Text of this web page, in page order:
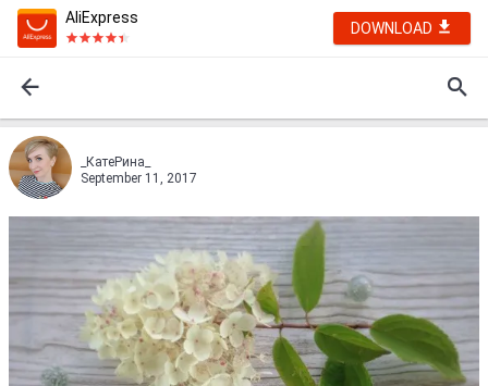
AliExpress
DOWNLOAD
_КатеРина_
September 11, 2017